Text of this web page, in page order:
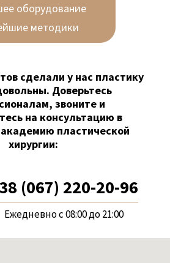
оборудование
методики
сделали у нас пластику
Доверьтесь
звоните и
на консультацию в
пластической
хирургии:
(067) 220-20-96
Ежедневно с 08:00 до 21:00